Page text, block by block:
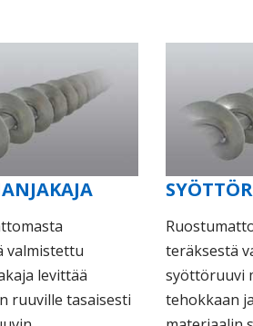
valmistettu
levittää
ruuville tasaisesti
teräksestä
syöttöruuvi
tehokkaan